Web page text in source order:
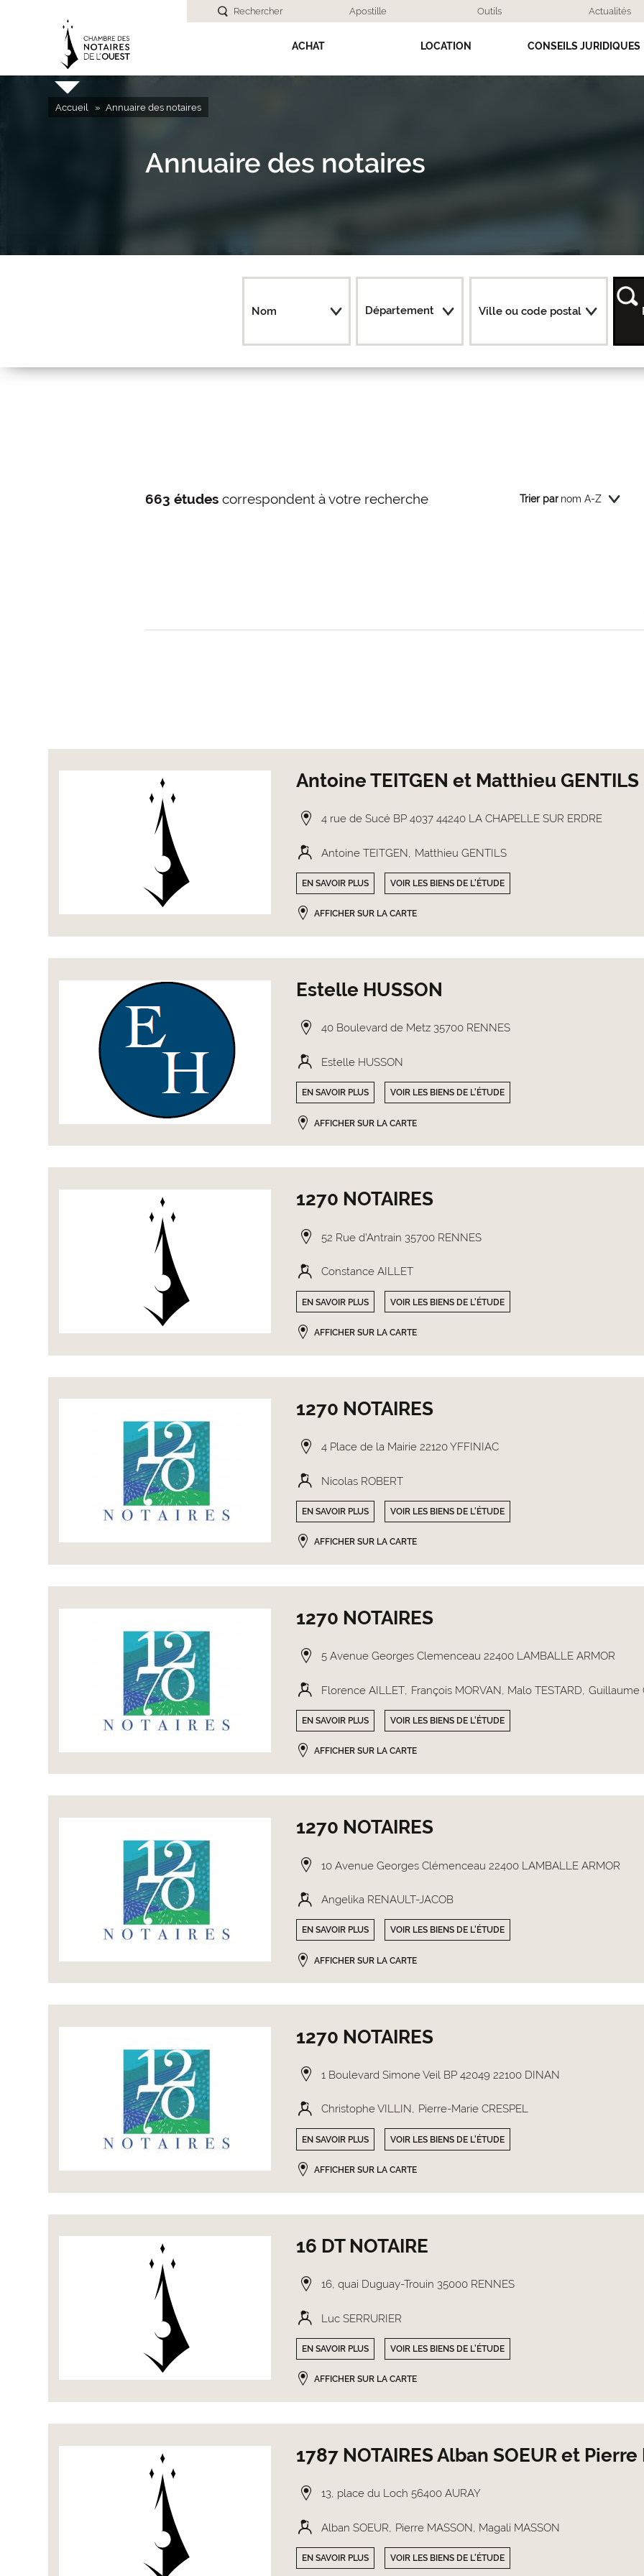
Rechercher Apostille Outils Actualités
ACHAT LOCATION CONSEILS JURIDIQUES
Accueil Annuaire des notaires
Annuaire des notaires
Nom Département Ville ou code postal
663 étudescorrespondent à votre recherche Trier par
Antoine TEITGEN et Matthieu GENTILS
4 rue de Sucé BP 4037 44240 LA CHAPELLE SUR ERDRE
Antoine TEITGEN Matthieu GENTILS
EN SAVOIR PLUS VOIR LES BIENS DE L'ÉTUDE
AFFICHER SUR LA CARTE
Estelle HUSSON
40 Boulevard de Metz 35700 RENNES
Estelle HUSSON
EN SAVOIR PLUS VOIR LES BIENS DE L'ÉTUDE
AFFICHER SUR LA CARTE
1270 NOTAIRES
52 Rue d'Antrain 35700 RENNES
Constance AILLET
EN SAVOIR PLUS VOIR LES BIENS DE L'ÉTUDE
AFFICHER SUR LA CARTE
1270 NOTAIRES
4 Place de la Mairie 22120 YFFINIAC
Nicolas ROBERT
EN SAVOIR PLUS VOIR LES BIENS DE L'ÉTUDE
AFFICHER SUR LA CARTE
1270 NOTAIRES
5 Avenue Georges Clemenceau 22400 LAMBALLE ARMOR
Florence AILLET François MORVAN Malo TESTARD Guillaume
EN SAVOIR PLUS VOIR LES BIENS DE L'ÉTUDE
AFFICHER SUR LA CARTE
1270 NOTAIRES
10 Avenue Georges Clémenceau 22400 LAMBALLE ARMOR
Angelika RENAULT-JACOB
EN SAVOIR PLUS VOIR LES BIENS DE L'ÉTUDE
AFFICHER SUR LA CARTE
1270 NOTAIRES
1 Boulevard Simone Veil BP 42049 22100 DINAN
Christophe VILLIN Pierre-Marie CRESPEL
EN SAVOIR PLUS VOIR LES BIENS DE L'ÉTUDE
AFFICHER SUR LA CARTE
16 DT NOTAIRE
16, quai Duguay-Trouin 35000 RENNES
Luc SERRURIER
EN SAVOIR PLUS VOIR LES BIENS DE L'ÉTUDE
AFFICHER SUR LA CARTE
1787 NOTAIRES Alban SOEUR et Pierre
13, place du Loch 56400 AURAY
Alban SOEUR Pierre MASSON Magali MASSON
EN SAVOIR PLUS VOIR LES BIENS DE L'ÉTUDE